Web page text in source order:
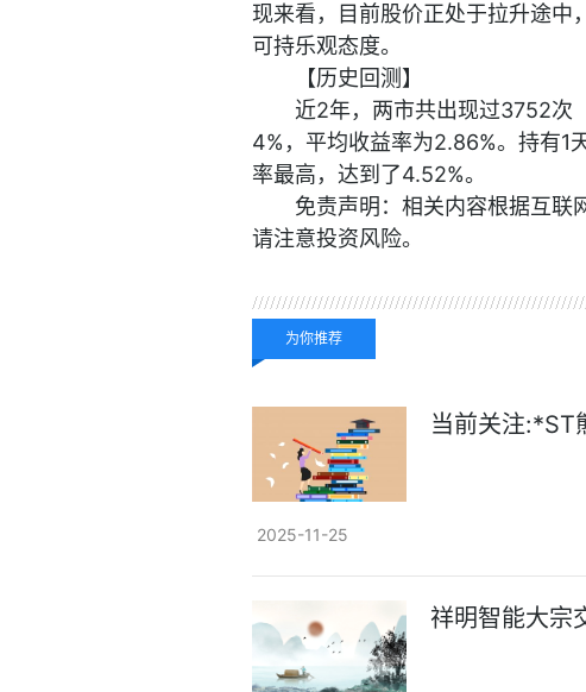
现来看，目前股价正处于拉升途中
可持乐观态度。
【历史回测】
近2年，两市共出现过3752次
4%，平均收益率为2.86%。持有1
率最高，达到了4.52%。
免责声明：相关内容根据互联
请注意投资风险。
为你推荐
当前关注:*ST
2025-11-25
祥明智能大宗